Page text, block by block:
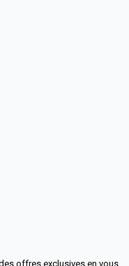
offres exclusives en vous